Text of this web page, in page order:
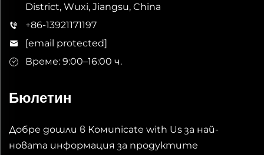
District, Wuxi, Jiangsu, China
+86-13921171197
[email protected]
Време: 9:00–16:00 ч.
Бюлетин
Добре дошли в Комunicate with Us за най-
новата информация за продуктите